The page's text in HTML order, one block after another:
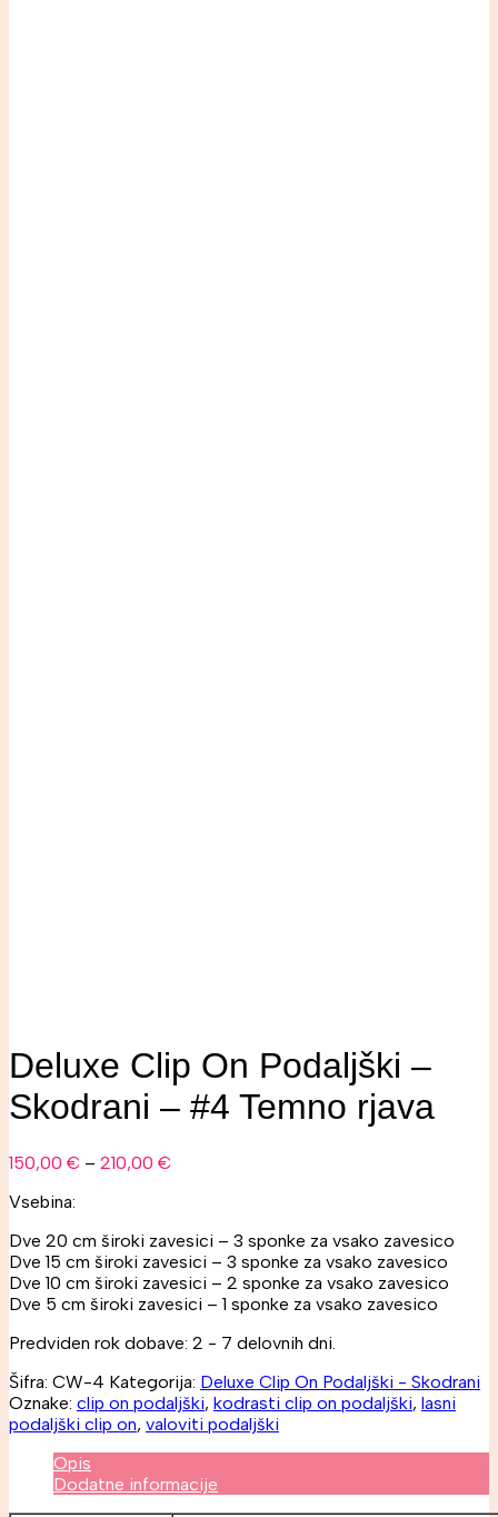
Deluxe Clip On Podaljški –
Skodrani – #4 Temno rjava
150,00 € – 210,00 €
Vsebina:
Dve 20 cm široki zavesici – 3 sponke za vsako zavesico
Dve 15 cm široki zavesici – 3 sponke za vsako zavesico
Dve 10 cm široki zavesici – 2 sponke za vsako zavesico
Dve 5 cm široki zavesici – 1 sponke za vsako zavesico
Predviden rok dobave: 2 - 7 delovnih dni.
Šifra: CW-4 Kategorija: Deluxe Clip On Podaljški - Skodrani
Oznake: clip on podaljški, kodrasti clip on podaljški, lasni
podaljški clip on, valoviti podaljški
Opis
Dodatne informacije